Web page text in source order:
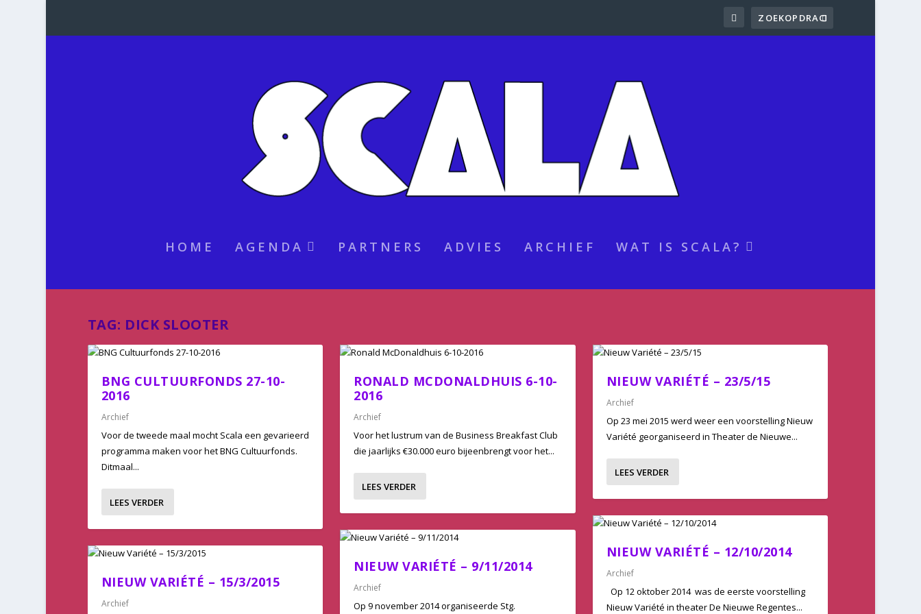
HOME AGENDA PARTNERS ADVIES ARCHIEF WAT IS SCALA?
TAG: DICK SLOOTER
BNG CULTUURFONDS 27-10-
2016
Archief
Voor de tweede maal mocht Scala een gevarieerd
programma maken voor het BNG Cultuurfonds.
Ditmaal...
LEES VERDER
NIEUW VARIÉTÉ – 15/3/2015
Archief
RONALD MCDONALDHUIS 6-10-
2016
Archief
Voor het lustrum van de Business Breakfast Club
die jaarlijks €30.000 euro bijeenbrengt voor het...
LEES VERDER
NIEUW VARIÉTÉ – 9/11/2014
Archief
Op 9 november 2014 organiseerde Stg.
NIEUW VARIÉTÉ – 23/5/15
Archief
Op 23 mei 2015 werd weer een voorstelling Nieuw
Variété georganiseerd in Theater de Nieuwe...
LEES VERDER
NIEUW VARIÉTÉ – 12/10/2014
Archief
Op 12 oktober 2014 was de eerste voorstelling
Nieuw Variété in theater De Nieuwe Regentes...